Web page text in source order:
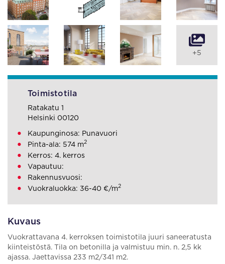
Kuvaus
Vuokrattavana 4. kerroksen toimistotila juuri saneeratusta
kiinteistöstä. Tila on betonilla ja valmistuu min. n. 2,5 kk
ajassa. Jaettavissa 233 m2/341 m2.
+5
Toimistotila
Ratakatu 1
Helsinki 00120
Kaupunginosa: Punavuori
Pinta-ala: 574 m2
Kerros: 4. kerros
Vapautuu:
Rakennusvuosi:
Vuokraluokka: 36-40 €/m2